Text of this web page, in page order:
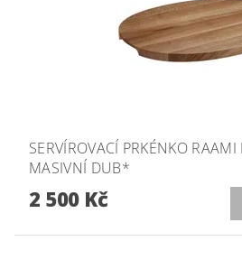
SERVÍROVACÍ PRKÉNKO
MASIVNÍ DUB*
2 500 Kč